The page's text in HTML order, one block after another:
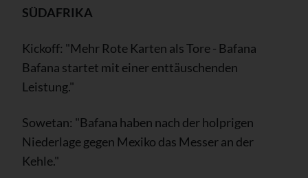
SÜDAFRIKA
Kickoff: "Mehr Rote Karten als Tore - Bafana
Bafana startet mit einer enttäuschenden
Leistung."
Sowetan: "Bafana haben nach der holprigen
Niederlage gegen Mexiko das Messer an der
Kehle."